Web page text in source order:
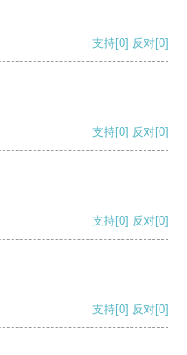
支持[0] 反对[0]
支持[0] 反对[0]
支持[0] 反对[0]
支持[0] 反对[0]